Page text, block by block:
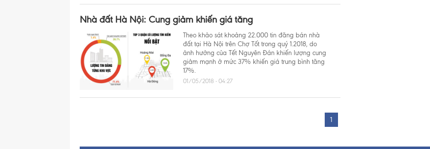
Nhà đất Hà Nội: Cung giảm khiến giá tăng
Theo khảo sát khoảng 22.000 tin đăng bán nhà
đất tại Hà Nội trên Chợ Tốt trong quý 1.2018, do
ảnh hưởng của Tết Nguyên Đán khiến lượng cung
giảm mạnh ở mức 37% khiến giá trung bình tăng
17%.
01/05/2018 - 04:27
1
doanh nghiệp BĐS tìm cách
Thị trường bất động sản Việt Nam đang ở giai
đoạn phát triển mạnh mẽ khi ngày càng nhiều dự
án chung cư đi vào khai thác và vận hành. Cùng
với đó, thị trường cũng chứng kiến một sự thay đổi r